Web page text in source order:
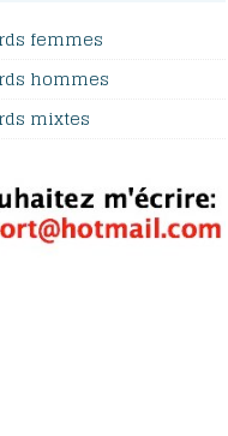
femmes
hommes
mixtes